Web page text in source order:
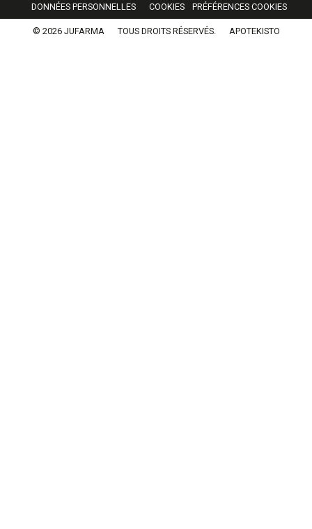
DONNÉES PERSONNELLES
COOKIES PRÉFÉRENCES COOKIES
© 2026 JUFARMA TOUS DROITS RÉSERVÉS. APOTEKISTO